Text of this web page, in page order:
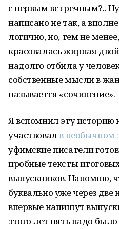
с первым встречным?..
написано не так, а
логично, но, тем не
красовалась жирная
надолго отбила у
собственные мысли в
называется «сочинение».
Я вспомнил эту историю
участвовалв необычном
уфимские писатели
пробные тексты
выпускников. Напомню,
буквально уже через
впервые напишут
этого лет пять надо